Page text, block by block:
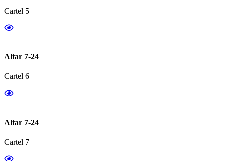
Cartel 5
Altar 7-24
Cartel 6
Altar 7-24
Cartel 7